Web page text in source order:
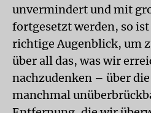
unvermindert und mit
fortgesetzt werden, so
richtige Augenblick, um
über all das, was wir
nachzudenken – über
manchmal